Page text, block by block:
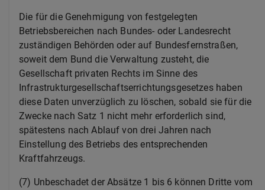
Die für die Genehmigung von festgelegten
Betriebsbereichen nach Bundes- oder Landesrecht
zuständigen Behörden oder auf Bundesfernstraßen,
soweit dem Bund die Verwaltung zusteht, die
Gesellschaft privaten Rechts im Sinne des
Infrastrukturgesellschaftserrichtungsgesetzes haben
diese Daten unverzüglich zu löschen, sobald sie für die
Zwecke nach Satz 1 nicht mehr erforderlich sind,
spätestens nach Ablauf von drei Jahren nach
Einstellung des Betriebs des entsprechenden
Kraftfahrzeugs.
(7) Unbeschadet der Absätze 1 bis 6 können Dritte vom